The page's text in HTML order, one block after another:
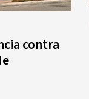
contra